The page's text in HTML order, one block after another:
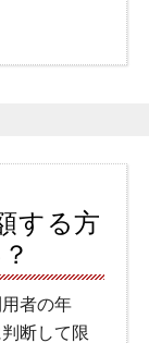
する方
者の年
断して限